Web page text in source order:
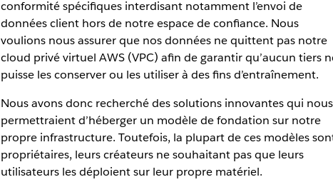
conformité spécifiques interdisant notamment l’envoi de
données client hors de notre espace de confiance. Nous
voulions nous assurer que nos données ne quittent pas notre
cloud privé virtuel AWS (VPC) afin de garantir qu’aucun tiers
puisse les conserver ou les utiliser à des fins d’entraînement.
Nous avons donc recherché des solutions innovantes qui nous
permettraient d’héberger un modèle de fondation sur notre
propre infrastructure. Toutefois, la plupart de ces modèles
propriétaires, leurs créateurs ne souhaitant pas que leurs
utilisateurs les déploient sur leur propre matériel.